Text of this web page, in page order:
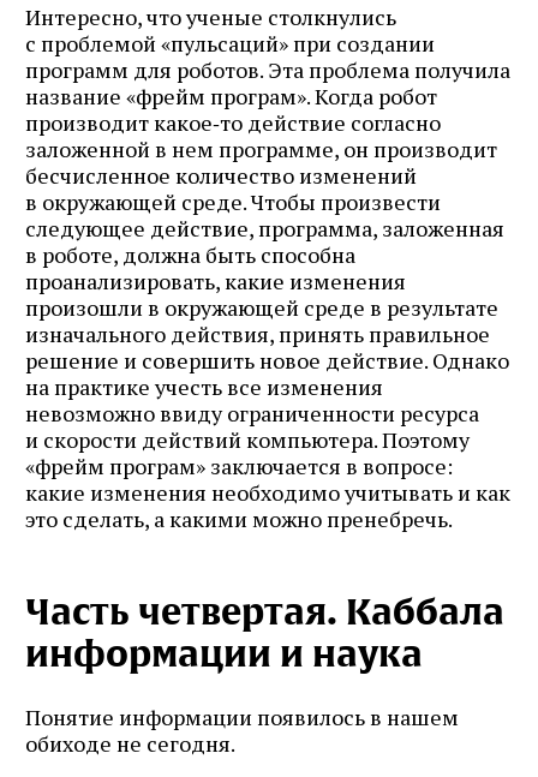
Интересно, что ученые столкнулись
с проблемой «пульсаций» при создании
программ для роботов. Эта проблема получила
название «фрейм програм». Когда робот
производит какое‑то действие согласно
заложенной в нем программе, он производит
бесчисленное количество изменений
в окружающей среде. Чтобы произвести
следующее действие, программа, заложенная
в роботе, должна быть способна
проанализировать, какие изменения
произошли в окружающей среде в результате
изначального действия, принять правильное
решение и совершить новое действие. Однако
на практике учесть все изменения
невозможно ввиду ограниченности ресурса
и скорости действий компьютера. Поэтому
«фрейм програм» заключается в вопросе:
какие изменения необходимо учитывать и как
это сделать, а какими можно пренебречь.
Часть четвертая. Каббала
информации и наука
Понятие информации появилось в нашем
обиходе не сегодня.